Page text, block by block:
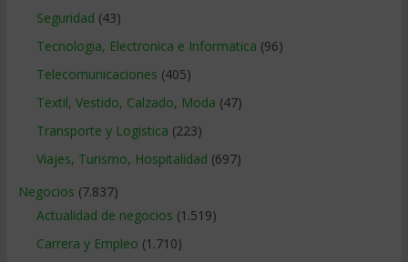
Seguridad (43)
Tecnologia, Electronica e Informatica (96)
Telecomunicaciones (405)
Textil, Vestido, Calzado, Moda (47)
Transporte y Logistica (223)
Viajes, Turismo, Hospitalidad (697)
Negocios (7.837)
Actualidad de negocios (1.519)
Carrera y Empleo (1.710)